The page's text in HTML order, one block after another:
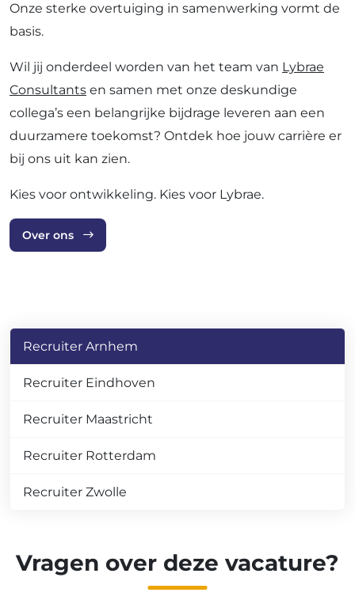
Onze sterke overtuiging in samenwerking vormt de
basis.
Wil jij onderdeel worden van het team van Lybrae
Consultants en samen met onze deskundige
collega’s een belangrijke bijdrage leveren aan een
duurzamere toekomst? Ontdek hoe jouw carrière er
bij ons uit kan zien.
Kies voor ontwikkeling. Kies voor Lybrae.
Over ons
Recruiter Arnhem
Recruiter Eindhoven
Recruiter Maastricht
Recruiter Rotterdam
Recruiter Zwolle
Vragen over deze vacature?